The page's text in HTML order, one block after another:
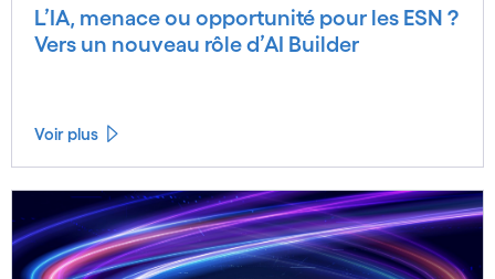
L’IA, menace ou opportunité pour les ESN ?
Vers un nouveau rôle d’AI Builder
Voir plus